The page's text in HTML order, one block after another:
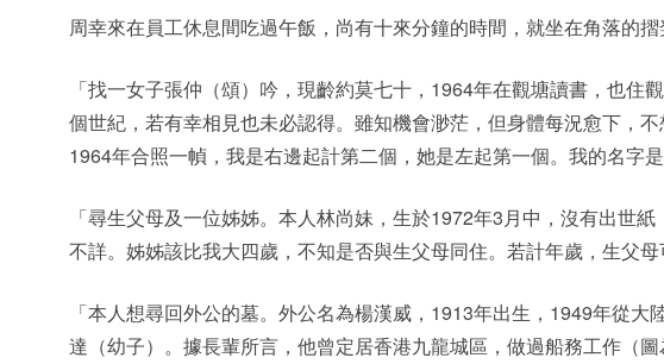
周幸來在員工休息間吃過午飯，尚有十來分鐘的時間，就坐在角落的摺
「找一女子張仲（頌）吟，現齡約莫七十，1964年在觀塘讀書，也
個世紀，若有幸相見也未必認得。雖知機會渺茫，但身體每況愈下，
1964年合照一幀，我是右邊起計第二個，她是左起第一個。我的名字是
「尋生父母及一位姊姊。本人林尚妹，生於1972年3月中，沒有出世
不詳。姊姊該比我大四歲，不知是否與生父母同住。若計年歲，生父
「本人想尋回外公的墓。外公名為楊漢威，1913年出生，1949年從
達（幼子）。據長輩所言，他曾定居香港九龍城區，做過船務工作（